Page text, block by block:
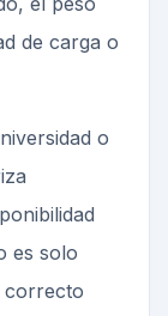
de carga o
o
es solo
correcto